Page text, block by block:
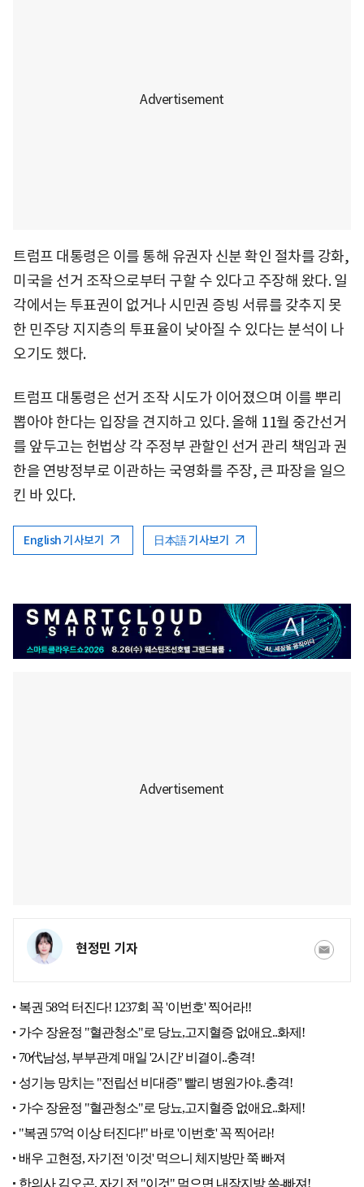
트럼프 대통령은 이를 통해 유권자 신분 확인 절차를 강화,
미국을 선거 조작으로부터 구할 수 있다고 주장해 왔다. 일
각에서는 투표권이 없거나 시민권 증빙 서류를 갖추지 못
한 민주당 지지층의 투표율이 낮아질 수 있다는 분석이 나
오기도 했다.
트럼프 대통령은 선거 조작 시도가 이어졌으며 이를 뿌리
뽑아야 한다는 입장을 견지하고 있다. 올해 11월 중간선거
를 앞두고는 헌법상 각 주정부 관할인 선거 관리 책임과 권
한을 연방정부로 이관하는 국영화를 주장, 큰 파장을 일으
킨 바 있다.
English 기사보기 日本語 기사보기
현정민 기자